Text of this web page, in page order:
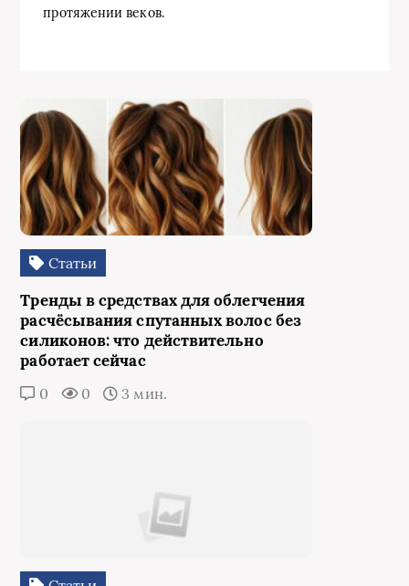
протяжении веков.
Статьи
Тренды в средствах для облегчения
расчёсывания спутанных волос без
силиконов: что действительно
работает сейчас
0 0 3 мин.